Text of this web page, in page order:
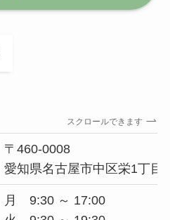
スクロールできます
〒460-0008
愛知県名古屋市中区栄1丁目
月 9:30 ～ 17:00